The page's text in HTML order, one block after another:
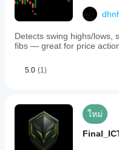
Detects swing highs/lows,
fibs — great for price
5.0 (1)
ใหม่